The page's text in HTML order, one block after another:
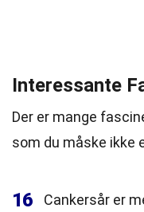
Interessante
Der er mange
som du måske ikke
16
Cankersår er